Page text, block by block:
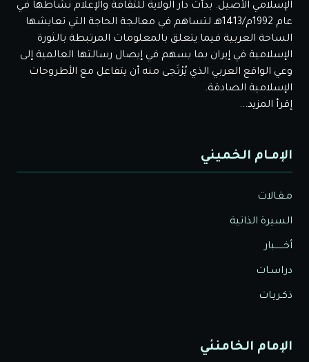
الإسلامي الأصيل. بدأت دار الولاية للثقافة والإعلام نشاطها في
عام 1992م/1413هـ لتساهم في معالجة الحاجة التي تعايشها
الساحة العربية فيما يتعلق بالمعلومات المرتبطة بالثورة
الإسلامية في إيران بما يسهم في إيصال رسالتها العالمية إلى
وعي الواقع العربي الذي يُرْتَجى منه أن يتفاعل مع الأطروحات
الإسلامية الصادقة.
إقرأ المزيد...
الإمـام الخميني
مـقـالات
السيرة الذاتية
أخــــــبار
دراسـات
ذكـريـات
الإمام الخامنئي